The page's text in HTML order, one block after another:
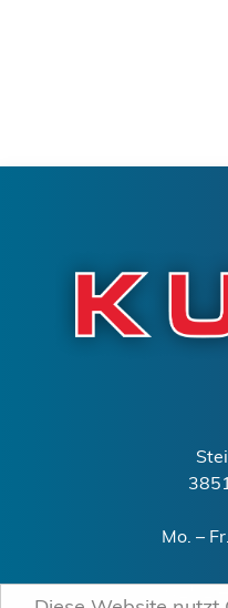
Mo. –
0151